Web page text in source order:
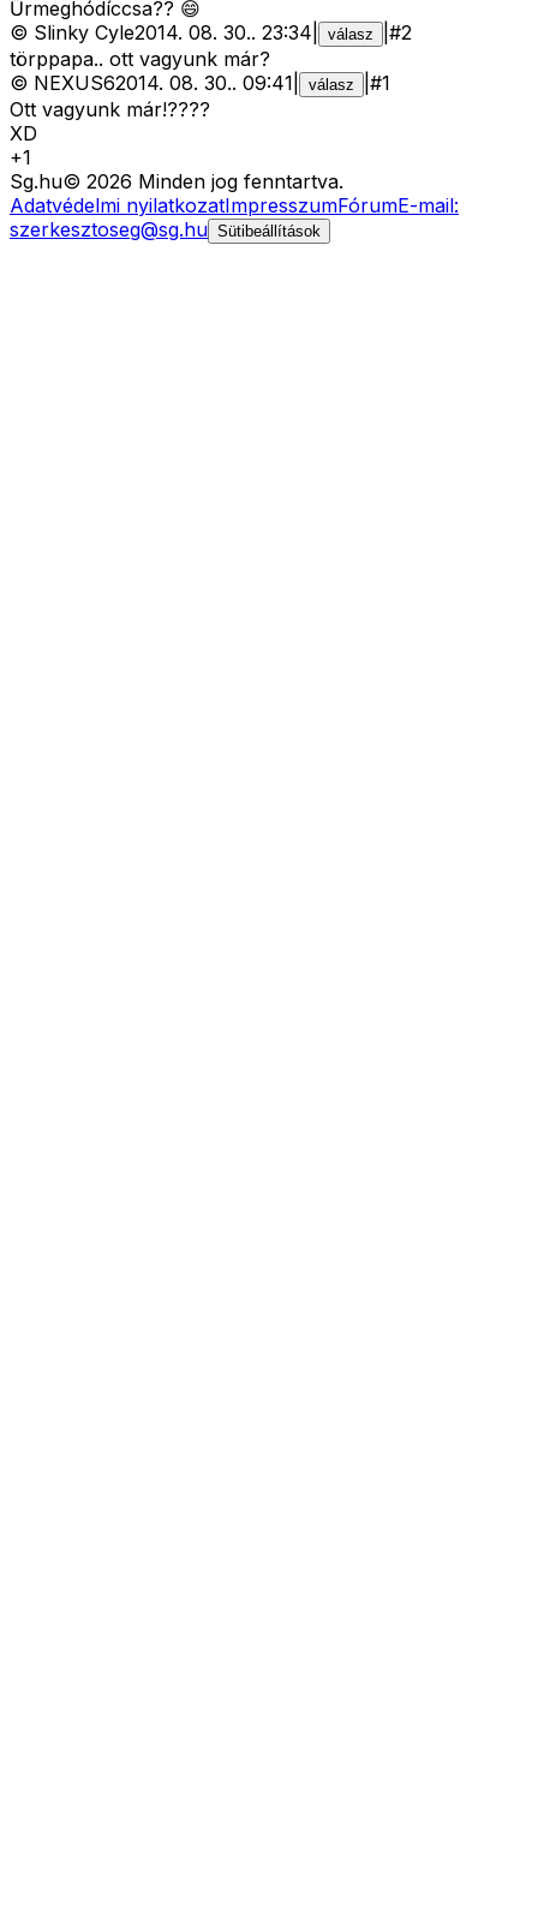
Űrmeghódíccsa?? 😄
© Slinky Cyle2014. 08. 30.. 23:34 válasz #2
törppapa.. ott vagyunk már?
© NEXUS62014. 08. 30.. 09:41 válasz #1
Ott vagyunk már!????
XD
+1
Sg.hu© 2026 Minden jog fenntartva.
Adatvédelmi nyilatkozatImpresszumFórumE-mail:
szerkesztoseg@sg.hu Sütibeállítások